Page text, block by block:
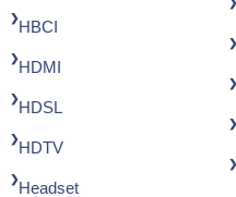
HBCI
HDMI
HDSL
HDTV
Headset